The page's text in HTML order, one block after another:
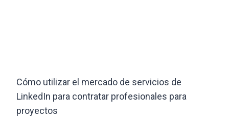
Cómo utilizar el mercado de servicios de
LinkedIn para contratar profesionales para
proyectos